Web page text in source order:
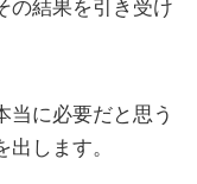
の結果を引き受け
当に必要だと思う
します。